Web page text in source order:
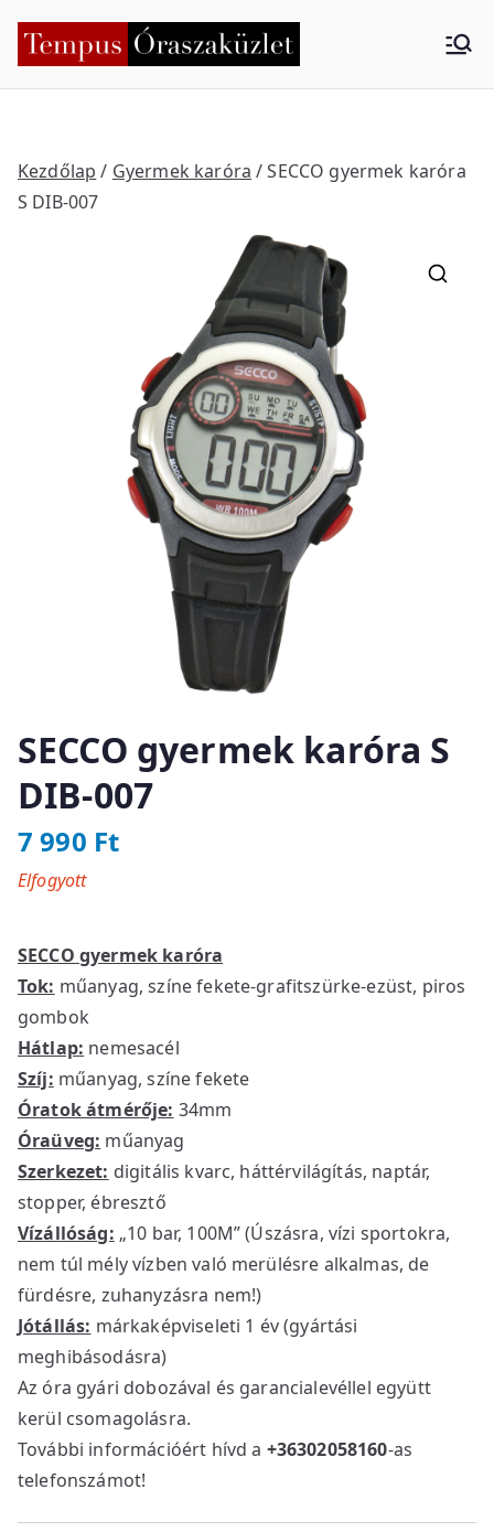
Tempus
küzlet
Kezdőlap / Gyermek karóra / SECCO gyermek karóra
S DIB-007
SECCO gyermek karóra S
DIB-007
7 990 Ft
SECCO gyermek karóra
Tok: műanyag, színe fekete-grafitszürke-ezüst, piros
gombok
Hátlap: nemesacél
Szíj: műanyag, színe fekete
Óratok átmérője: 34mm
Óraüveg: műanyag
Szerkezet: digitális kvarc, háttérvilágítás, naptár,
stopper, ébresztő
Vízállóság: „10 bar, 100M” (Úszásra, vízi sportokra,
nem túl mély vízben való merülésre alkalmas, de
fürdésre, zuhanyzásra nem!)
Jótállás: márkaképviseleti 1 év (gyártási
meghibásodásra)
Az óra gyári dobozával és garancialevéllel együtt
kerül csomagolásra.
További információért hívd a +36302058160-as
telefonszámot!
Elfogyott